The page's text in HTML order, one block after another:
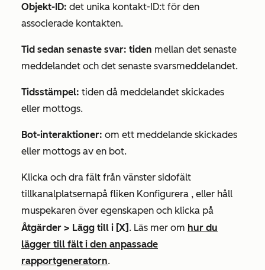
Objekt-ID: det unika kontakt-ID:t för den
associerade kontakten.
Tid sedan senaste svar: tiden mellan det senaste
meddelandet och det senaste svarsmeddelandet.
Tidsstämpel: tiden då meddelandet skickades
eller mottogs.
Bot-interaktioner: om ett meddelande skickades
eller mottogs av en bot.
Klicka och dra fält från vänster sidofält
tillkanalplatsernapå fliken Konfigurera , eller håll
muspekaren över egenskapen och klicka på
Åtgärder > Lägg till i [X] . Läs mer om hur du
lägger till fält i den anpassade
rapportgeneratorn.